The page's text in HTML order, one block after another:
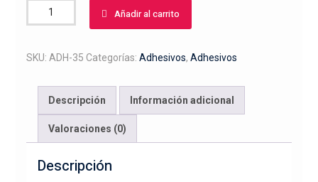
Adhesivo
de
de
Añadir al carrito
SKU: ADH-35 Categorías: Adhesivos, Adhesivos
Descripción Información adicional
Valoraciones (0)
Descripción